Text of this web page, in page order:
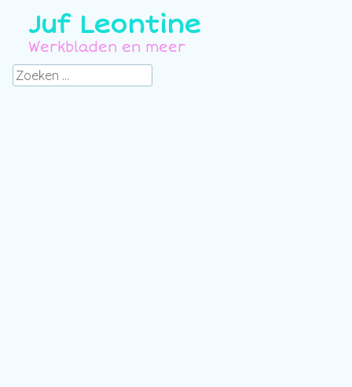
Juf Leontine
Werkbladen en meer
Zoeken